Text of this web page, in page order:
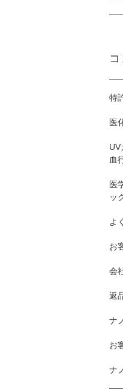
特
医
UV
血
医
ッ
よ
お
会
返
ナ
お
ナ